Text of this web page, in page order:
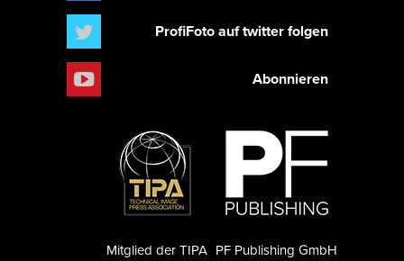
ProfiFoto auf twitter folgen
Abonnieren
PF Publishing GmbH
Mitglied der TIPA